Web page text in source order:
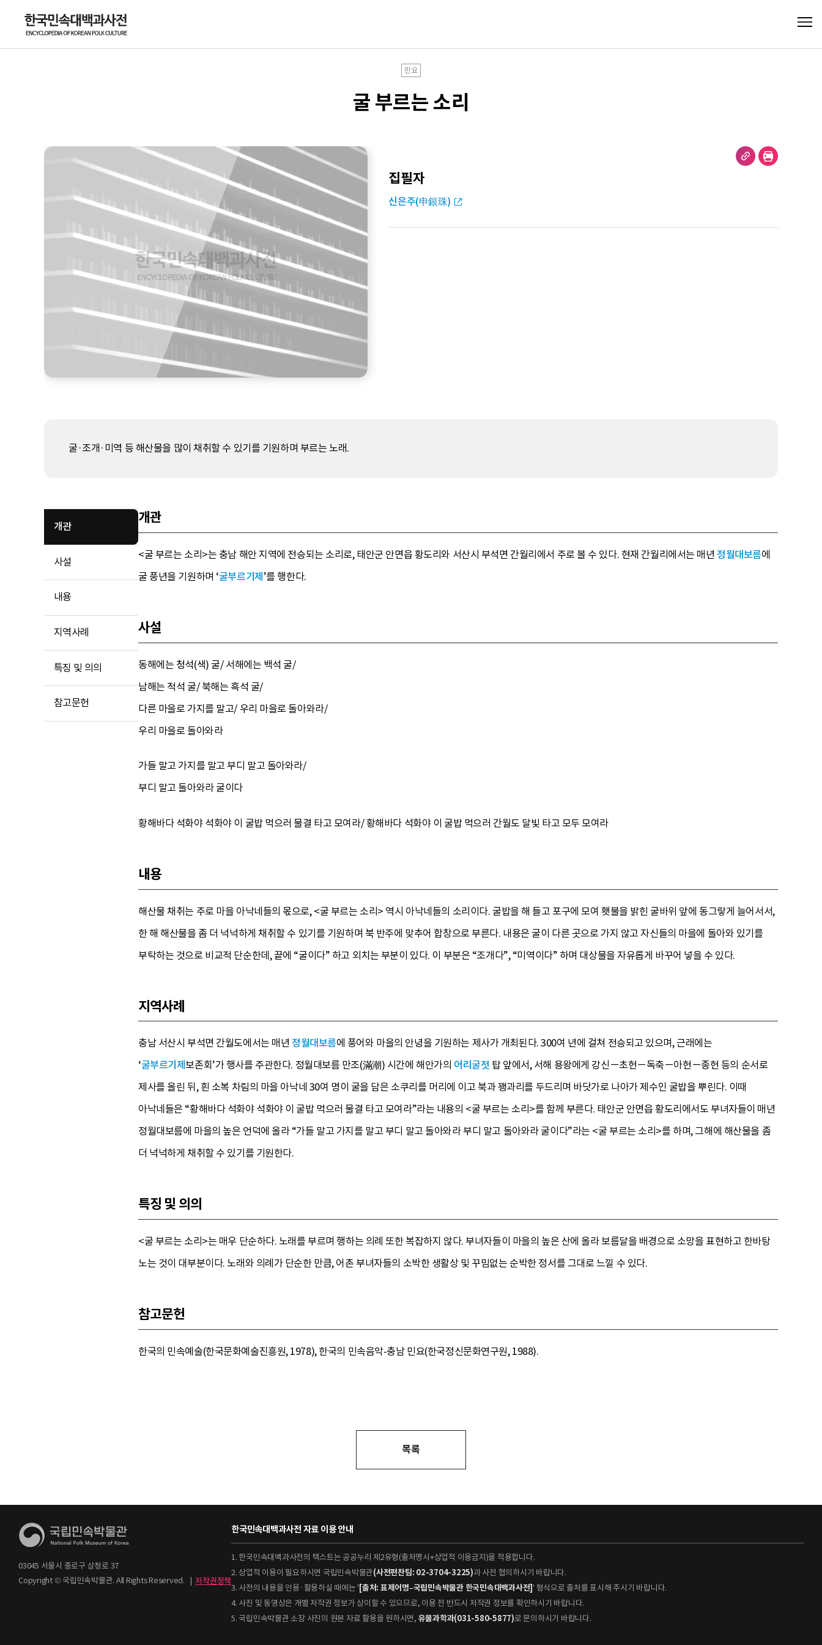
민요
굴 부르는 소리
집필자
신은주(申銀珠)
굴·조개·미역 등 해산물을 많이 채취할 수 있기를 기원하며 부르는 노래.
개관
사설
내용
지역사례
특징 및 의의
참고문헌
개관
<굴 부르는 소리>는 충남 해안 지역에 전승되는 소리로, 태안군 안면읍 황도리와 서산시 부석면 간월리에서 주로 볼 수 있다. 현재 간월리에서는 매년 정월대보름에
굴 풍년을 기원하며 ‘굴부르기제’를 행한다.
사설
동해에는 청석(색) 굴/ 서해에는 백석 굴/
남해는 적석 굴/ 북해는 흑석 굴/
다른 마을로 가지를 말고/ 우리 마을로 돌아와라/
우리 마을로 돌아와라
가들 말고 가지를 말고 부디 말고 돌아와라/
부디 말고 돌아와라 굴이다
황해바다 석화야 석화야 이 굴밥 먹으러 물결 타고 모여라/ 황해바다 석화야 이 굴밥 먹으러 간월도 달빛 타고 모두 모여라
내용
해산물 채취는 주로 마을 아낙네들의 몫으로, <굴 부르는 소리> 역시 아낙네들의 소리이다. 굴밥을 해 들고 포구에 모여 횃불을 밝힌 굴바위 앞에 동그랗게 늘어서서,
한 해 해산물을 좀 더 넉넉하게 채취할 수 있기를 기원하며 북 반주에 맞추어 합창으로 부른다. 내용은 굴이 다른 곳으로 가지 않고 자신들의 마을에 돌아와 있기를
부탁하는 것으로 비교적 단순한데, 끝에 “굴이다” 하고 외치는 부분이 있다. 이 부분은 “조개다”, “미역이다” 하며 대상물을 자유롭게 바꾸어 넣을 수 있다.
지역사례
충남 서산시 부석면 간월도에서는 매년 정월대보름에 풍어와 마을의 안녕을 기원하는 제사가 개최된다. 300여 년에 걸쳐 전승되고 있으며, 근래에는
‘굴부르기제보존회’가 행사를 주관한다. 정월대보름 만조(滿潮) 시간에 해안가의 어리굴젓 탑 앞에서, 서해 용왕에게 강신－초헌－독축－아헌－종헌 등의 순서로
제사를 올린 뒤, 흰 소복 차림의 마을 아낙네 30여 명이 굴을 담은 소쿠리를 머리에 이고 북과 꽹과리를 두드리며 바닷가로 나아가 제수인 굴밥을 뿌린다. 이때
아낙네들은 “황해바다 석화야 석화야 이 굴밥 먹으러 물결 타고 모여라”라는 내용의 <굴 부르는 소리>를 함께 부른다. 태안군 안면읍 황도리에서도 부녀자들이 매년
정월대보름에 마을의 높은 언덕에 올라 “가들 말고 가지를 말고 부디 말고 돌아와라 부디 말고 돌아와라 굴이다”라는 <굴 부르는 소리>를 하며, 그해에 해산물을 좀
더 넉넉하게 채취할 수 있기를 기원한다.
특징 및 의의
<굴 부르는 소리>는 매우 단순하다. 노래를 부르며 행하는 의례 또한 복잡하지 않다. 부녀자들이 마을의 높은 산에 올라 보름달을 배경으로 소망을 표현하고 한바탕
노는 것이 대부분이다. 노래와 의례가 단순한 만큼, 어촌 부녀자들의 소박한 생활상 및 꾸밈없는 순박한 정서를 그대로 느낄 수 있다.
참고문헌
한국의 민속예술(한국문화예술진흥원, 1978), 한국의 민속음악-충남 민요(한국정신문화연구원, 1988).
목록
03045 서울시 종로구 삼청로 37
Copyright © 국립민속박물관. All Rights Reserved.
| 저작권정책
한국민속대백과사전 자료 이용 안내
1. 한국민속대백과사전의 텍스트는 공공누리 제2유형(출처명시+상업적 이용금지)을 적용합니다.
2. 상업적 이용이 필요하시면 국립민속박물관(사전편찬팀: 02-3704-3225)과 사전 협의하시기 바랍니다.
3. 사전의 내용을 인용·활용하실 때에는 ' [출처: 표제어명–국립민속박물관 한국민속대백과사전] ' 형식으로 출처를 표시해 주시기 바랍니다.
4. 사진 및 동영상은 개별 저작권 정보가 상이할 수 있으므로, 이용 전 반드시 저작권 정보를 확인하시기 바랍니다.
5. 국립민속박물관 소장 사진의 원본 자료 활용을 원하시면, 유물과학과(031-580-5877)로 문의하시기 바랍니다.